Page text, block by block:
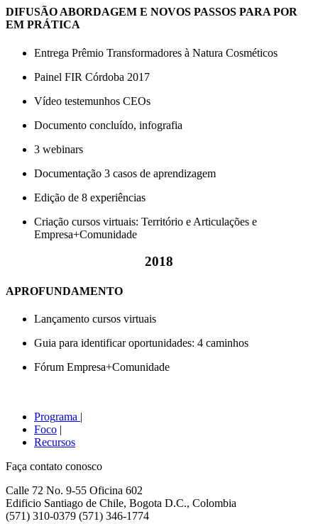
DIFUSÃO ABORDAGEM E NOVOS PASSOS PARA POR
EM PRÁTICA
Entrega Prêmio Transformadores à Natura Cosméticos
Painel FIR Córdoba 2017
Vídeo testemunhos CEOs
Documento concluído, infografia
3 webinars
Documentação 3 casos de aprendizagem
Edição de 8 experiências
Criação cursos virtuais: Território e Articulações e
Empresa+Comunidade
2018
APROFUNDAMENTO
Lançamento cursos virtuais
Guia para identificar oportunidades: 4 caminhos
Fórum Empresa+Comunidade
Programa |
Foco |
Recursos
Faça contato conosco
Calle 72 No. 9-55 Oficina 602
Edificio Santiago de Chile, Bogota D.C., Colombia
(571) 310-0379 (571) 346-1774